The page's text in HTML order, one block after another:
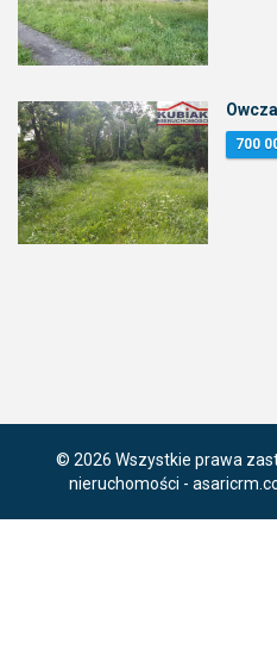
700
© 2026 Wszystkie prawa
nieruchomości -